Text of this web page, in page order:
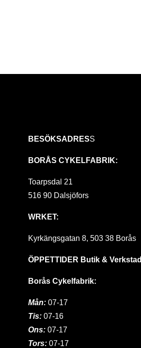
BESÖKSADRESS
BORÅS CYKELFABRIK:
Toarpsdal 21
516 90 Dalsjöfors
WRKET:
Kyrkängsgatan 8, 503 38 Borås
ÖPPETTIDER Butik & Verkstad
Borås Cykelfabrik:
Mån: 07-17
Tis: 07-16
Ons:07-17
Tors: 07-17